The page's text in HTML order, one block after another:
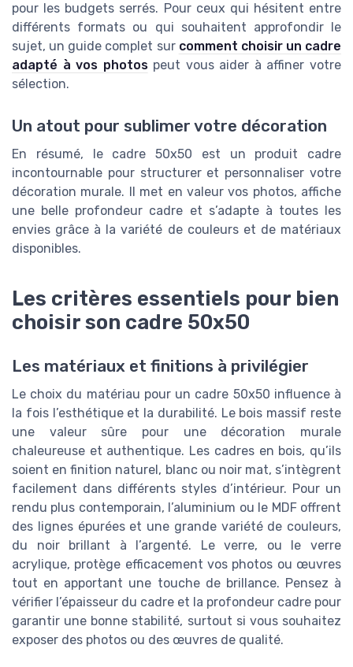
pour les budgets serrés. Pour ceux qui hésitent entre
différents formats ou qui souhaitent approfondir le
sujet, un guide complet sur comment choisir un cadre
adapté à vos photospeut vous aider à affiner votre
sélection.
Un atout pour sublimer votre décoration
En résumé, le cadre 50x50 est un produit cadre
incontournable pour structurer et personnaliser votre
décoration murale. Il met en valeur vos photos, affiche
une belle profondeur cadre et s’adapte à toutes les
envies grâce à la variété de couleurs et de matériaux
disponibles.
Les critères essentiels pour bien
choisir son cadre 50x50
Les matériaux et finitions à privilégier
Le choix du matériau pour un cadre 50x50 influence à
la fois l’esthétique et la durabilité. Le bois massif reste
une valeur sûre pour une décoration murale
chaleureuse et authentique. Les cadres en bois, qu’ils
soient en finition naturel, blanc ou noir mat, s’intègrent
facilement dans différents styles d’intérieur. Pour un
rendu plus contemporain, l’aluminium ou le MDF offrent
des lignes épurées et une grande variété de couleurs,
du noir brillant à l’argenté. Le verre, ou le verre
acrylique, protège efficacement vos photos ou œuvres
tout en apportant une touche de brillance. Pensez à
vérifier l’épaisseur du cadre et la profondeur cadre pour
garantir une bonne stabilité, surtout si vous souhaitez
exposer des photos ou des œuvres de qualité.